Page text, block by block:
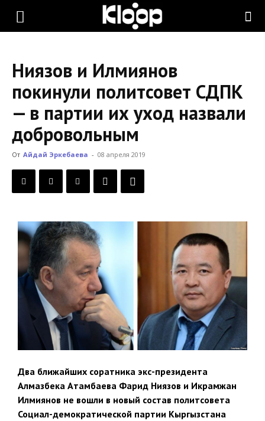
KLOOP.KG
Новости
Ниязов и Илмиянов
покинули политсовет СДПК
— в партии их уход назвали
добровольным
От Айдай Эркебаева - 08 апреля 2019
Два ближайших соратника экс-президента
Алмазбека Атамбаева Фарид Ниязов и Икрамжан
Илмиянов не вошли в новый состав политсовета
Социал-демократической партии Кыргызстана